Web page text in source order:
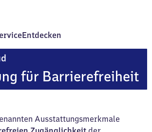
Entdecken
für Barrierefreiheit
Ausstattungsmerkmale